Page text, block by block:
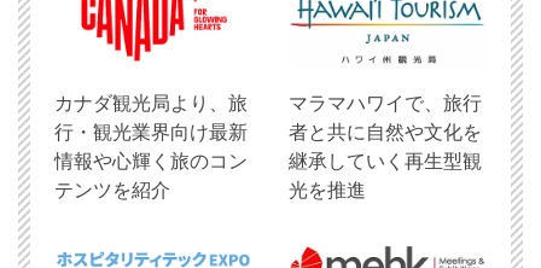
​カナダ観光局より、旅
行・観光業界向け最新
情報や心輝く旅のコン
テンツを紹介
マラマハワイで、旅行
者と共に自然や文化を
継承していく再生型観
光を推進